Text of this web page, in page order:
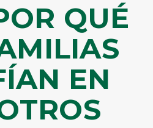
QUÉ
EN